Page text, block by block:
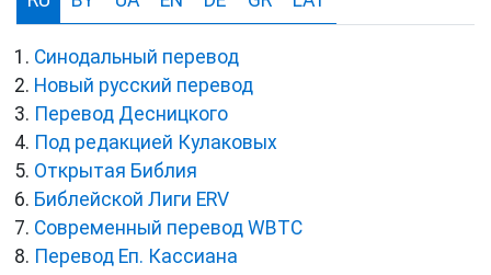
Синодальный перевод
Новый русский перевод
Перевод Десницкого
Под редакцией Кулаковых
Открытая Библия
Библейской Лиги ERV
Cовременный перевод WBTC
Перевод Еп. Кассиана